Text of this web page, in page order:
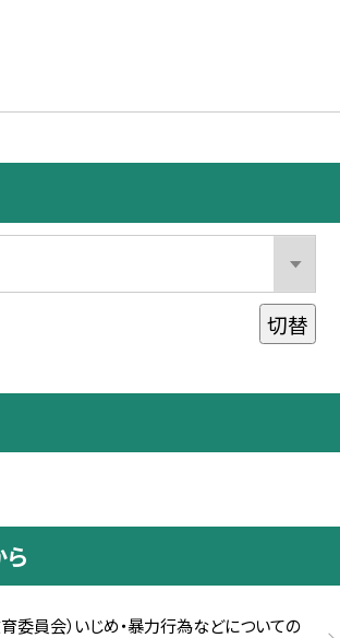
切替
委員会）いじめ・暴力行為などについての